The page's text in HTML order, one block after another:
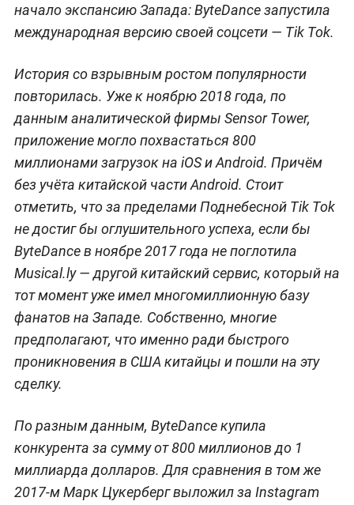
начало экспансию Запада: ByteDance запустила
международная версию своей соцсети — Tik Tok.
История со взрывным ростом популярности
повторилась. Уже к ноябрю 2018 года, по
данным аналитической фирмы Sensor Tower,
приложение могло похвастаться 800
миллионами загрузок на iOS и Android. Причём
без учёта китайской части Android. Стоит
отметить, что за пределами Поднебесной Tik Tok
не достиг бы оглушительного успеха, если бы
ByteDance в ноябре 2017 года не поглотила
Musical.ly — другой китайский сервис, который на
тот момент уже имел многомиллионную базу
фанатов на Западе. Собственно, многие
предполагают, что именно ради быстрого
проникновения в США китайцы и пошли на эту
сделку.
По разным данным, ByteDance купила
конкурента за сумму от 800 миллионов до 1
миллиарда долларов. Для сравнения в том же
2017-м Марк Цукерберг выложил за Instagram